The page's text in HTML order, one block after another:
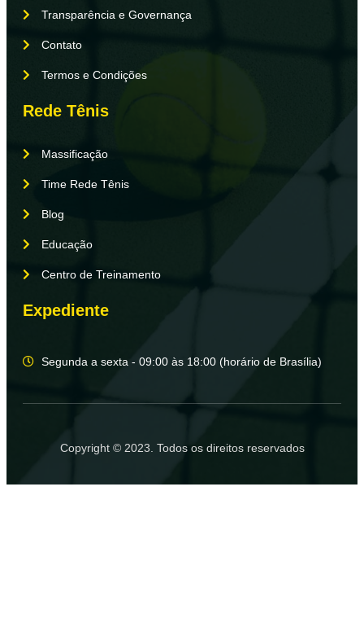
Transparência e Governança
Contato
Termos e Condições
Rede Tênis
Massificação
Time Rede Tênis
Blog
Educação
Centro de Treinamento
Expediente
Segunda a sexta - 09:00 às 18:00 (horário de Brasília)
Copyright © 2023. Todos os direitos reservados